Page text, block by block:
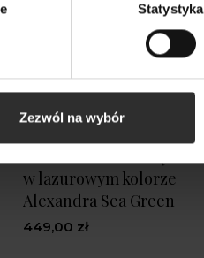
Statystyka
Zezwól na wybór
w lazurowym kolorze
Alexandra Sea Green
449,00 zł